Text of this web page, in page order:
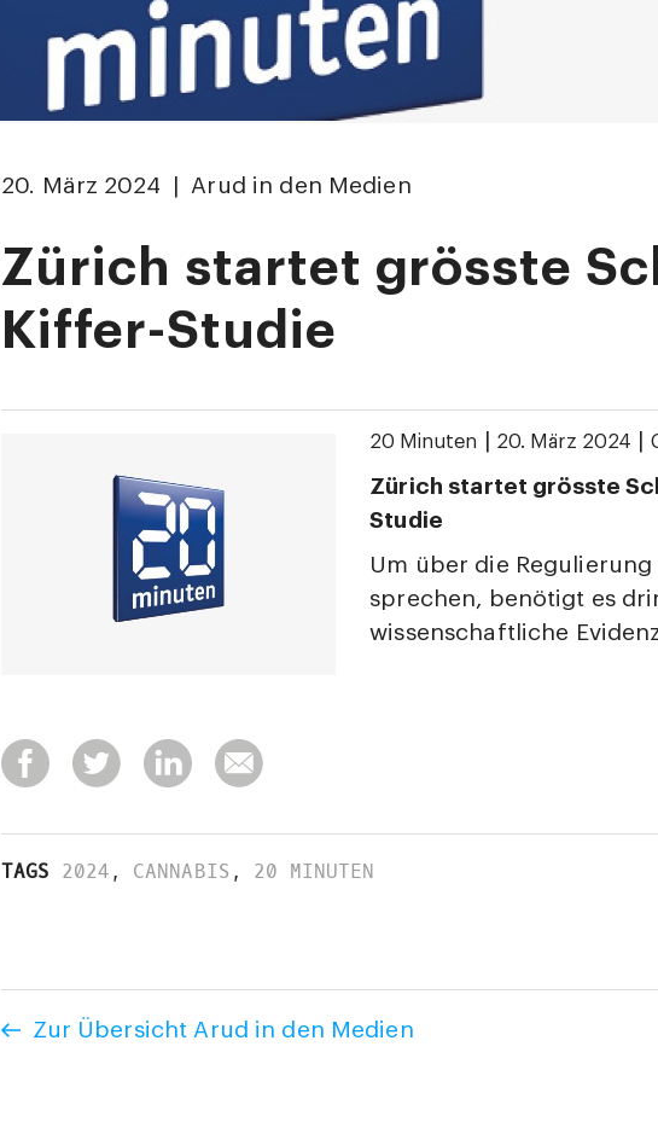
20. März 2024 | Arud in den Medien
Zürich startet grösste
Kiffer-Studie
20 Minuten 20. März 2024
Zürich startet grösste
Studie
Um über die Regulierung
sprechen, benötigt es
wissenschaftliche
TAGS 2024, CANNABIS , 20 MINUTEN
Zur Übersicht Arud in den Medien